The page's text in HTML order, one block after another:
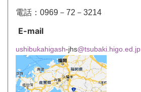
電話：0969－72－3214
E-mail
ushibukahigash-jhs@tsubaki.higo.ed.jp